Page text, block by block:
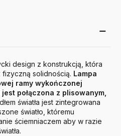
design z konstrukcją, która
fizyczną solidnością. Lampa
ramy wykończonej
połączona z plisowanym,
światła jest zintegrowana
światło, któremu
ściemniaczem aby w razie